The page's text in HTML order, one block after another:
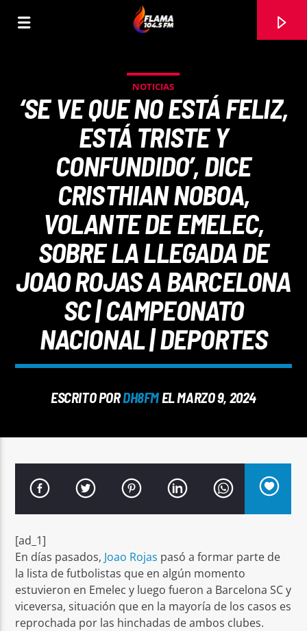
CANCIÓN ACTUAL
TÍTULO
Señal FM
NOTICIAS
‘SE VE QUE NO ESTÁ FELIZ,
ESTÁ TRISTE Y
CONFUNDIDO’, DICE
CRISTHIAN NOBOA,
VOLANTE DE EMELEC,
SOBRE LA LLEGADA DE
JOAO ROJAS A BARCELONA
SC | CAMPEONATO
NACIONAL | DEPORTES
ESCRITO PORDH8FMEL MARZO 9, 2024
[ad_1]
En días pasados, Joao Rojas pasó a formar parte de
la lista de futbolistas que en algún momento
estuvieron en Emelec y luego fueron a Barcelona SC y
viceversa, situación que en la mayoría de los casos es
reprochada por las hinchadas de ambos clubes.